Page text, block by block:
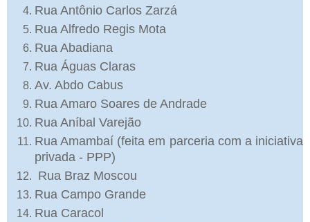
Rua Antônio Carlos Zarzá
Rua Alfredo Regis Mota
Rua Abadiana
Rua Águas Claras
Av. Abdo Cabus
Rua Amaro Soares de Andrade
Rua Aníbal Varejão
Rua Amambaí (feita em parceria com a iniciativa
privada - PPP)
Rua Braz Moscou
Rua Campo Grande
Rua Caracol